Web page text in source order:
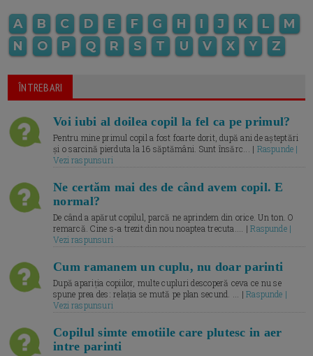
A B C D E F G H I J K L
M
N
O P Q R S T U V X Y Z
ÎNTREBARI
Voi iubi al doilea copil la fel ca pe primul?
Pentru mine primul copil a fost foarte dorit, după ani de așteptări
și o sarcină pierduta la 16 săptămâni. Sunt însărc... | Raspunde |
Vezi raspunsuri
Ne certăm mai des de când avem copil. E
normal?
De când a apărut copilul, parcă ne aprindem din orice. Un ton. O
remarcă. Cine s-a trezit din nou noaptea trecuta.... |Raspunde |
Vezi raspunsuri
Cum ramanem un cuplu, nu doar parinti
După apariția copiilor, multe cupluri descoperă ceva ce nu se
spune prea des: relația se mută pe plan secund. ... |Raspunde |
Vezi raspunsuri
Copilul simte emotiile care plutesc in aer
intre parinti